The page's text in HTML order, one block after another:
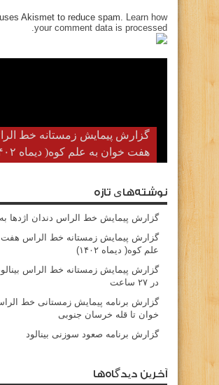
Akismet to reduce spam. Learn how
your comment data is processed.
گزارش پیمایش زمستانه خط
هفت خوان به علم کوه( دیماه ۱۴۰۲)
نوشته‌های تازه
گزارش پیمایش خط الراس دندان اژدها
گزارش پیمایش زمستانه خط الراس هفت
علم کوه( دیماه ۱۴۰۲)
گزارش پیمایش زمستانه خط الراس
در ۲۷ ساعت
گزارش برنامه پیمایش زمستانی خط
خوان تا قله خرسان جنوبی
گزارش برنامه صعود سوزنی بینالود
آخرین دیدگاه‌ها